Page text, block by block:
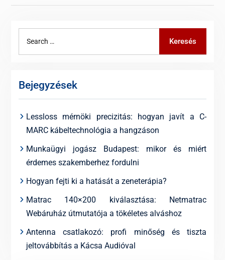
Keresés
Bejegyzések
Lessloss mérnöki precizitás: hogyan javít a C-
MARC kábeltechnológia a hangzáson
Munkaügyi jogász Budapest: mikor és miért
érdemes szakemberhez fordulni
Hogyan fejti ki a hatását a zeneterápia?
Matrac 140×200 kiválasztása: Netmatrac
Webáruház útmutatója a tökéletes alváshoz
Antenna csatlakozó: profi minőség és tiszta
jeltovábbítás a Kácsa Audióval